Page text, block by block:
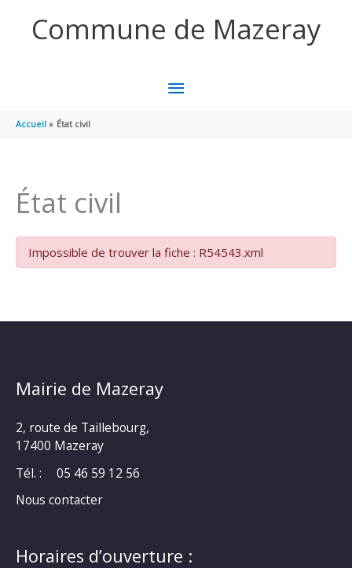
Commune de Mazeray
MENU
Accueil État civil
État civil
Impossible de trouver la fiche : R54543.xml
Mairie de Mazeray
2, route de Taillebourg,
17400 Mazeray
Tél. :
05 46 59 12 56
Nous contacter
Horaires d’ouverture :